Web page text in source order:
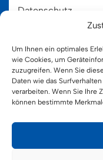
Um Ihnen ein optimales
wie Cookies, um
zuzugreifen. Wenn Sie
Daten wie das
verarbeiten. Wenn Sie Ihre
können bestimmte
Datenschutz
Kategorien HOT
Hama MIDI 5+